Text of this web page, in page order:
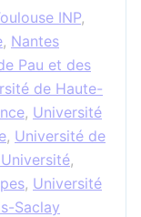
INP,
, Nantes
Pau et des
de Haute-
, Université
, Université de
,
, Université
Saclay